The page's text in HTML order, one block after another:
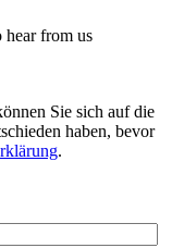
hear from us
Sie sich auf die
haben, bevor
.